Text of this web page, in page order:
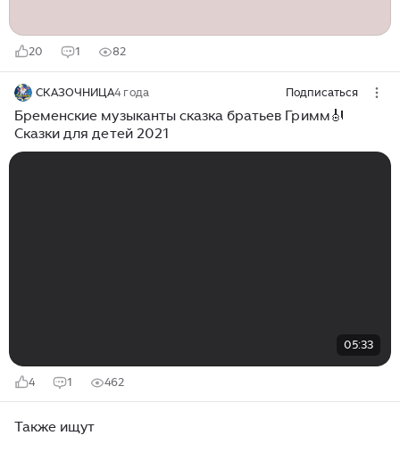
20 1 82
СКАЗОЧНИЦА4 года Подписаться
Бременские музыканты сказка братьев Гримм🎻
Сказки для детей 2021
05:33
4 1 462
Также ищут